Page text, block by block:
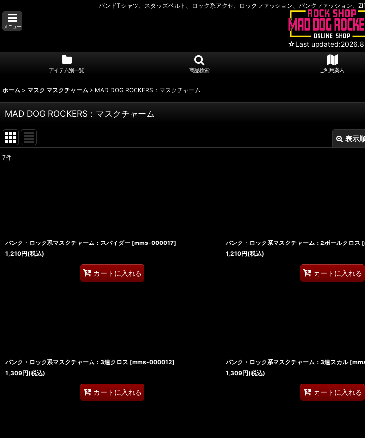
バンドTシャツ、スタッズベルト、ロック系アクセ、ロックファッション、パンクファッション、
メニュー
☆Last
アイテム別一覧 商品検索 ご利用案内
ホーム > マスク マスクチャーム > MAD DOG ROCKERS：マスクチャーム
MAD DOG ROCKERS：マスクチャーム
表示
7件
パンク・ロック系マスクチャーム：スパイダー [mms-000017]
1,210円(税込)
カートに入れる
パンク・ロック系マスクチャーム：2ボールクロス [
1,210円(税込)
カートに入れる
パンク・ロック系マスクチャーム：3連クロス [mms-000012]
1,309円(税込)
カートに入れる
パンク・ロック系マスクチャーム：3連スカル [
1,309円(税込)
カートに入れる